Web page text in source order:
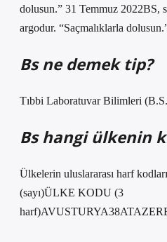
dolusun.” 31 Temmuz 2022BS,
argodur. “Saçmalıklarla
Bs ne demek tip?
Tıbbi Laboratuvar Bilimleri
Bs hangi ülkenin
Ülkelerin uluslararası harf
(sayı)ÜLKE KODU (3